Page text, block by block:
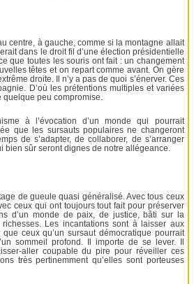
centre, à gauche, comme si la montagne allait
dans le droit fil d’une élection présidentielle
que toutes les souris ont fait : un changement
têtes et on repart comme avant. On gère
droite. Il n’y a pas de quoi s’énerver. Ces
D’où les prétentions multiples et variées
peu compromise.
à l’évocation d’un monde qui pourrait
que les sursauts populaires ne changeront
de s’adapter, de collaborer, de s’arranger
bien sûr seront dignes de notre allégeance.
de gueule quasi généralisé. Avec tous ceux
ceux qui ont toujours tout fait pour préserver
d’un monde de paix, de justice, bâti sur la
Les incantations sont à laisser aux
ceux qu’un sursaut démocratique pourrait
sommeil profond. Il importe de se lever. Il
aller coupable du pire pour réveiller ces
très pertinemment qu’elles sont porteuses